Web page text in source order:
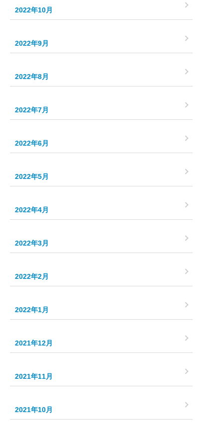
2022年10月
2022年9月
2022年8月
2022年7月
2022年6月
2022年5月
2022年4月
2022年3月
2022年2月
2022年1月
2021年12月
2021年11月
2021年10月